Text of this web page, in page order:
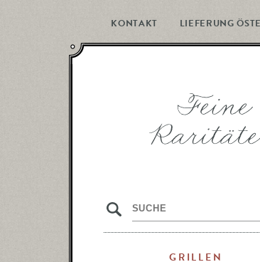
KONTAKT LIEFERUNG
s
GRILLEN